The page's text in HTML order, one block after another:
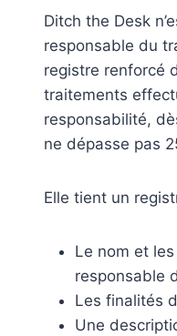
Ditch the Desk
responsable du
registre renforcé
traitements
responsabilité,
ne dépasse pas
Elle tient un
Le nom et
responsable
Les finalités
Une